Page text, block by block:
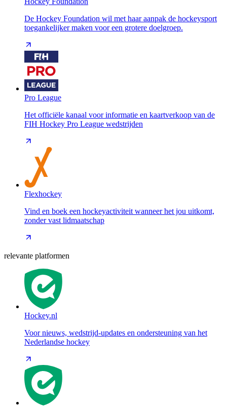
De Hockey Foundation wil met haar aanpak de hockeysport
toegankelijker maken voor een grotere doelgroep.
Pro League
Het officiële kanaal voor informatie en kaartverkoop van de
FIH Hockey Pro League wedstrijden
Flexhockey
Vind en boek een hockeyactiviteit wanneer het jou uitkomt,
zonder vast lidmaatschap
relevante platformen
Hockey.nl
Voor nieuws, wedstrijd-updates en ondersteuning van het
Nederlandse hockey